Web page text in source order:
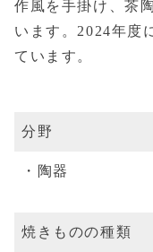
作風を手掛け、茶
います。2024年度
ています。
分野
陶器
焼きものの種類